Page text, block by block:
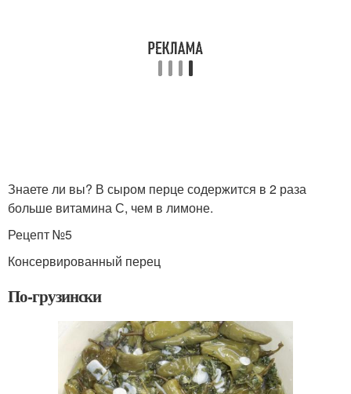
Знаете ли вы? В сыром перце содержится в 2 раза
больше витамина С, чем в лимоне.
Рецепт №5
Консервированный перец
По-грузински